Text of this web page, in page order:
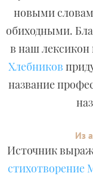
новыми
обиходными.
в наш лексикон
Хлебников
название
Из
Источник
стихотворение